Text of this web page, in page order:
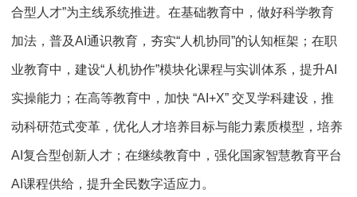
合型人才”为主线系统推进。在基础教育中，做好科学教育
加法，普及AI通识教育，夯实“人机协同”的认知框架；在职
业教育中，建设“人机协作”模块化课程与实训体系，提升AI
实操能力；在高等教育中，加快 “AI+X” 交叉学科建设，推
动科研范式变革，优化人才培养目标与能力素质模型，培养
AI复合型创新人才；在继续教育中，强化国家智慧教育平台
AI课程供给，提升全民数字适应力。